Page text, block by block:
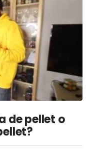
de pellet o